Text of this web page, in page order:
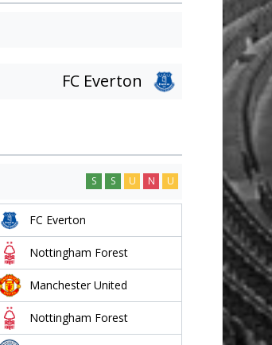
FC Everton
S S U N U
FC Everton
Nottingham Forest
Manchester United
Nottingham Forest